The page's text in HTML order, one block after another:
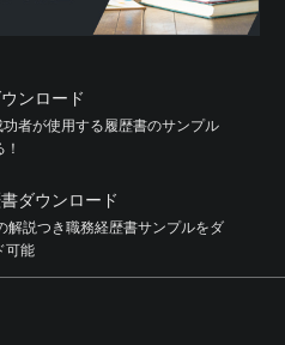
関係を有すること
確約するものとします。
な要求行為
動をし、または暴力を用いる
または威力を用いて当社、他
用を毀損し、または当社、他
務を妨害する行為
ンロード
功者が使用する履歴書のサンプル
ダウンロード
解説つき職務経歴書サンプルをダ
可能